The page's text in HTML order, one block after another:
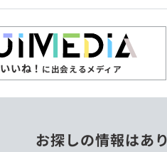
いいね！ に出会えるメディア
お探しの情報はあ